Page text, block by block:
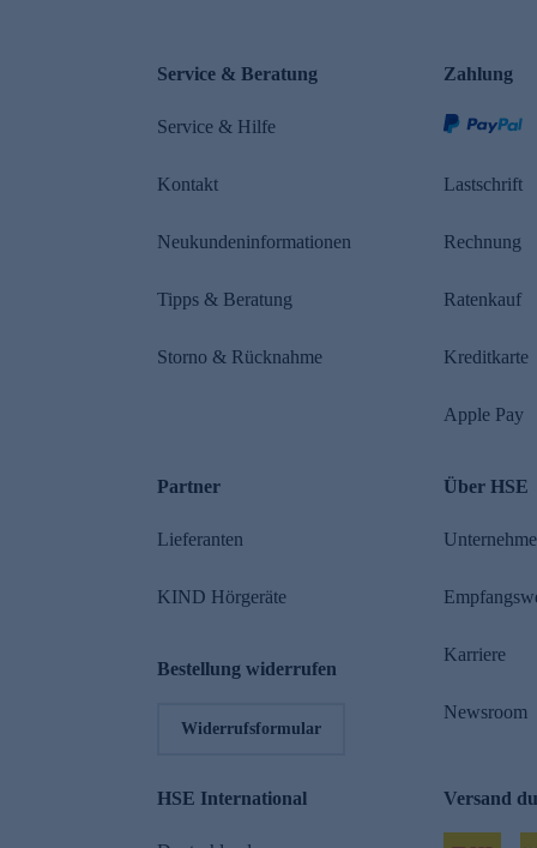
Service & Beratung
Service & Hilfe
Kontakt
Neukundeninformationen
Tipps & Beratung
Storno & Rücknahme
Zahlung
Lastschrift
Rechnung
Ratenkauf
Kreditkarte
Apple Pay
Partner
Lieferanten
KIND Hörgeräte
Bestellung widerrufen
Widerrufsformular
Über HSE
Karriere
Newsroom
HSE International Versand